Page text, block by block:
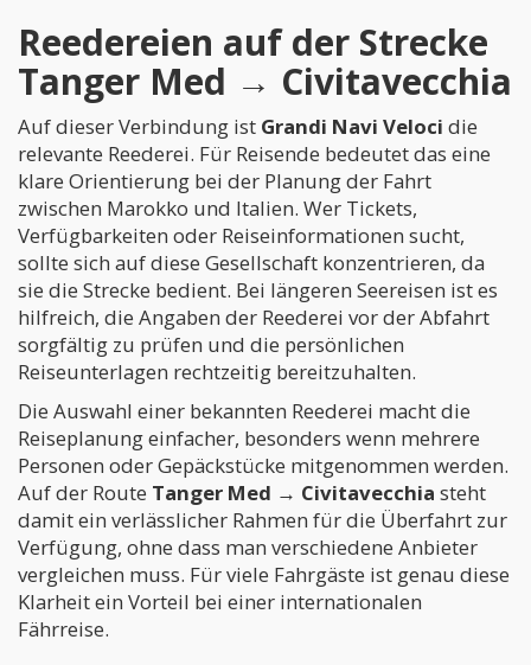
Reedereien auf der Strecke
Tanger Med → Civitavecchia
Auf dieser Verbindung ist Grandi Navi Veloci die
relevante Reederei. Für Reisende bedeutet das eine
klare Orientierung bei der Planung der Fahrt
zwischen Marokko und Italien. Wer Tickets,
Verfügbarkeiten oder Reiseinformationen sucht,
sollte sich auf diese Gesellschaft konzentrieren, da
sie die Strecke bedient. Bei längeren Seereisen ist es
hilfreich, die Angaben der Reederei vor der Abfahrt
sorgfältig zu prüfen und die persönlichen
Reiseunterlagen rechtzeitig bereitzuhalten.
Die Auswahl einer bekannten Reederei macht die
Reiseplanung einfacher, besonders wenn mehrere
Personen oder Gepäckstücke mitgenommen werden.
Auf der Route Tanger Med → Civitavecchia steht
damit ein verlässlicher Rahmen für die Überfahrt zur
Verfügung, ohne dass man verschiedene Anbieter
vergleichen muss. Für viele Fahrgäste ist genau diese
Klarheit ein Vorteil bei einer internationalen
Fährreise.